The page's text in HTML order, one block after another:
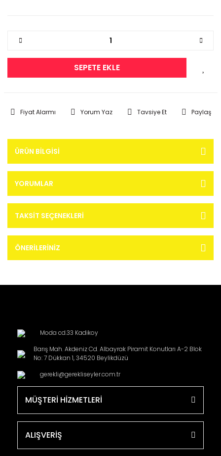
SEPETE EKLE
Fiyat Alarmı Yorum Yaz Tavsiye Et Paylaş
ÜRÜN BILGISI
YORUMLAR
TAKSIT SEÇENEKLERI
ÖNERILERINIZ
Moda cd.33 Kadikoy
Barış Mah. Akdeniz Cd. Albayrak Piramit Konutları A-2 Blok
No: 7 Dükkan 1, 34520 Beylikdüzü
gerekli@gerekliseyler.com.tr
MÜŞTERİ HİZMETLERİ
ALIŞVERİŞ